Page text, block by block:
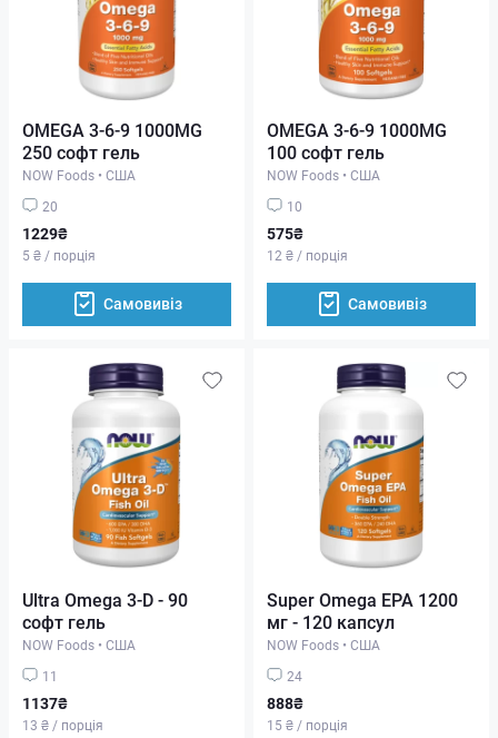
OMEGA 3-6-9 1000MG
250 софт гель
NOW Foods • США
20
1229₴
5 ₴ / порція
Самовивіз
OMEGA 3-6-9 1000MG
100 софт гель
NOW Foods • США
10
575₴
12 ₴ / порція
Самовивіз
Ultra Omega 3-D - 90
софт гель
NOW Foods • США
11
1137₴
13 ₴ / порція
Super Omega EPA 1200
мг - 120 капсул
NOW Foods • США
24
888₴
15 ₴ / порція